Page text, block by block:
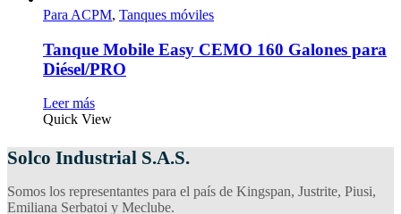
Para ACPM, Tanques móviles
Tanque Mobile Easy CEMO 160 Galones para
Diésel/PRO
Leer más
Quick View
Solco Industrial S.A.S.
Somos los representantes para el país de Kingspan, Justrite, Piusi,
Emiliana Serbatoi y Meclube.